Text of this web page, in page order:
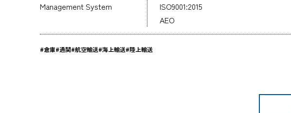
Management System
ISO9001:2015
AEO
#倉庫#通関#航空輸送#海上輸送#陸上輸送